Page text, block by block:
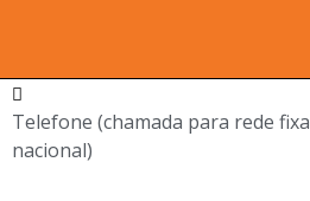
Telefone (chamada para rede fixa
nacional)